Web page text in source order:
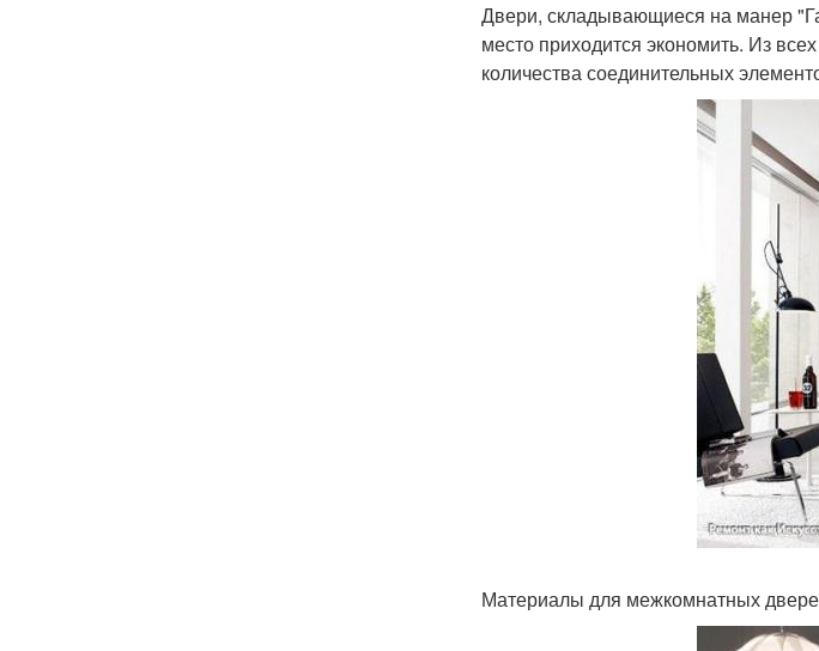
Двери, складывающиеся на манер
место приходится экономить. Из
количества соединительных
Материалы для межкомнатных